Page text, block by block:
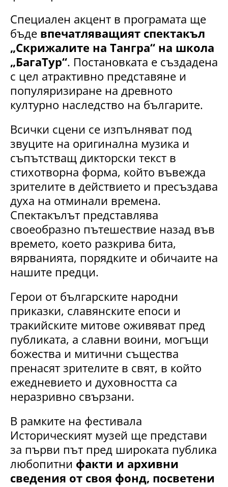
Специален акцент в програмата ще
бъде впечатляващият спектакъл
„Скрижалите на Тангра“ на школа
„БагаТур“. Постановката е създадена
с цел атрактивно представяне и
популяризиране на древното
културно наследство на българите.
Всички сцени се изпълняват под
звуците на оригинална музика и
съпътстващ дикторски текст в
стихотворна форма, който въвежда
зрителите в действието и пресъздава
духа на отминали времена.
Спектакълът представлява
своеобразно пътешествие назад във
времето, което разкрива бита,
вярванията, порядките и обичаите на
нашите предци.
Герои от българските народни
приказки, славянските епоси и
тракийските митове оживяват пред
публиката, а славни воини, могъщи
божества и митични същества
пренасят зрителите в свят, в който
ежедневието и духовността са
неразривно свързани.
В рамките на фестивала
Историческият музей ще представи
за първи път пред широката публика
любопитни факти и архивни
сведения от своя фонд, посветени